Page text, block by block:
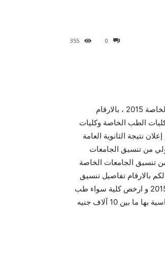
0
355
بعد اعلان نتيجة الثانوية العامة 2015 منذ ايام نستعرض معكم الان تنسيق الجامعات الخاصة 2015 ، بالارقام
مصاريف كليات الطب الخاصة وكليات
القبول بها للعام الدراسي 2015-2016 ، فقد تم إعلان نتيجة الثانوية العامة
من تنسيق الجامعات
9-8-2015 ، اما المرحلة الثانية من تنسيق الجامعات الخاصة
وفي هذا الموضوع نقدم لكم بالارقام تفاصيل تنسيق
الجامعات الخاصة المصرية والمعتمدة واسعار الكليات والجامعات الخاصة في مصر 2015 و ارخص كلية سواء طب
او هندسة او كلية كلية صيدلة واسنان وعلاج طبيعي والتي وتراوحت المصروفات الدراسية بها ما بين 10 آلاف جنيه